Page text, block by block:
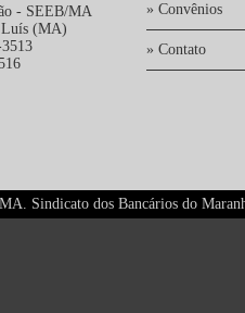
- SEEB/MA
Luís (MA)
» Convênios
» Contato
Sindicato dos Bancários do